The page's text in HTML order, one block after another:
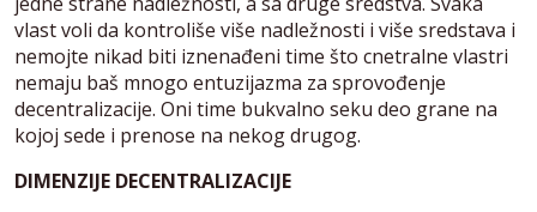
vlast voli da kontroliše više nadležnosti i više sredstava i
nemojte nikad biti iznenađeni time što cnetralne vlastri
nemaju baš mnogo entuzijazma za sprovođenje
decentralizacije. Oni time bukvalno seku deo grane na
kojoj sede i prenose na nekog drugog.
DIMENZIJE DECENTRALIZACIJE